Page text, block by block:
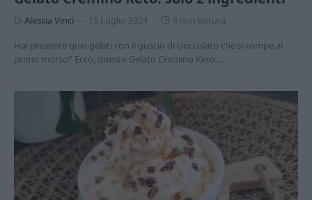
Di Alessia Vinci 15 Luglio 2024
6 min lettura
Hai presente quei gelati con il guscio di cioccolato che si rompe al
primo morso? Ecco, questo Gelato Cremino Keto…